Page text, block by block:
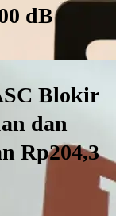
dB
Blokir
dan
Rp204,3